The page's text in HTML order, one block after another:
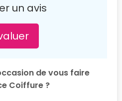
un avis
de vous faire
Coiffure ?